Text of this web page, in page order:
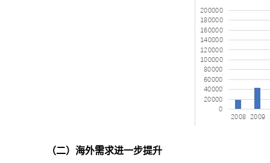
（二）海外需求进一步提升